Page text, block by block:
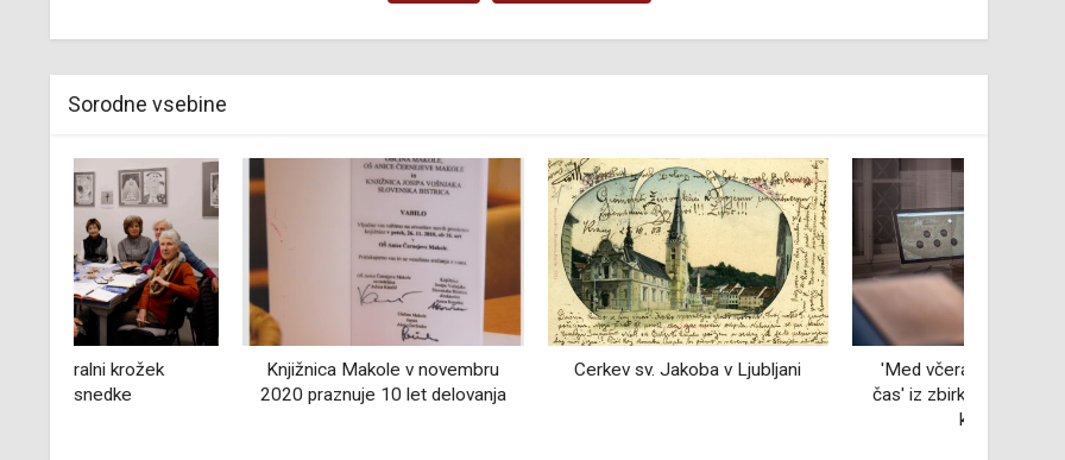
Sorodne vsebine
Knjižnica Makole v novembru
2020 praznuje 10 let delovanja
Cerkev sv. Jakoba v Ljubljani
'Med včeraj in jutri | Zapisi in
čas' iz zbirk Koroške osrednje